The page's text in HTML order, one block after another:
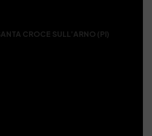
CROCE SULL’ARNO (PI)